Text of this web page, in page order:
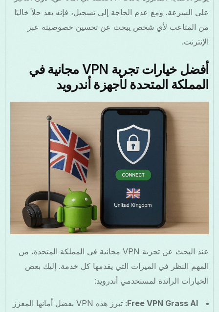
على السرعة. ومع عدم الحاجة إلى تسجيل، فإنه يعد حلاً خاليًا
من المتاعب لأي شخص يبحث عن تحسين خصوصيته عبر
الإنترنت.
أفضل خيارات تجربة VPN مجانية في
المملكة المتحدة لأجهزة أندرويد
عند البحث عن تجربة VPN مجانية في المملكة المتحدة، من
المهم النظر في الميزات التي يقدمها كل خدمة. إليك بعض
الخيارات الرائدة لمستخدمي أندرويد:
Free VPN Grass AI
: تبرز هذه VPN بفضل أمانها المعزز